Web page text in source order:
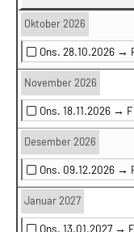
Oktober 2026
Ons. 28.10.2026 →
November 2026
Ons. 18.11.2026 →
Desember 2026
Ons. 09.12.2026 →
Januar 2027
Ons. 13.01.2027 →